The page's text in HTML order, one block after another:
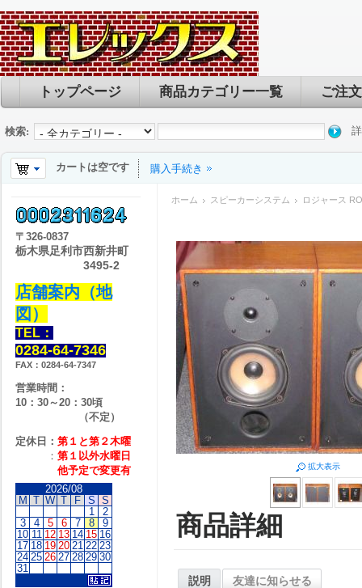
トップページ 商品カテゴリー一覧 ご注
検索:
カートは空です 購入手続き
ホーム スピーカーシステム ロジャース
拡大表示
商品詳細
説明 友達に知らせる
〒 326-0837
栃木県足利市西新井町
3495-2
店舗案内（地
図）
TEL：
0284-64-7346
FAX：0284-64-7347
営業時間：
10：30～20：30頃
（不定）
定休日： 第１と第２木曜
： 第１以外水曜日
他予定で変更有
2026/08
M T W T F S S
1
2
3
4 5 6 7 8
9
10 11 12 13 14 15 16
17 18 19 20 21 22 23
24 25 26 27 28 29 30
31